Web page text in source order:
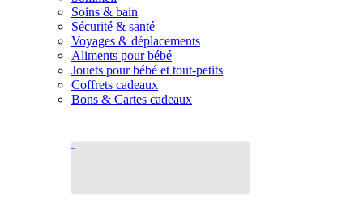
Soins & bain
Sécurité & santé
Voyages & déplacements
Aliments pour bébé
Jouets pour bébé et tout-petits
Coffrets cadeaux
Bons & Cartes cadeaux